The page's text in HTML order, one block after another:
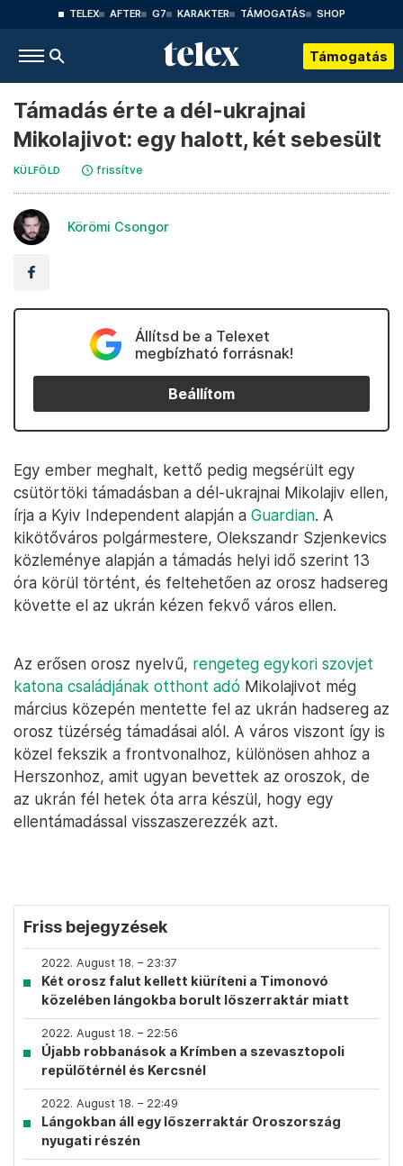
TELEX AFTER G7 KARAKTER TÁMOGATÁS SHOP
Támogatás
Támadás érte a dél-ukrajnai
Mikolajivot: egy halott, két sebesült
KÜLFÖLD frissítve
Körömi Csongor
Állítsd be a Telexet
megbízható forrásnak!
Beállítom
Egy ember meghalt, kettő pedig megsérült egy
csütörtöki támadásban a dél-ukrajnai Mikolajiv ellen,
írja a Kyiv Independent alapján a Guardian. A
kikötőváros polgármestere, Olekszandr Szjenkevics
közleménye alapján a támadás helyi idő szerint 13
óra körül történt, és feltehetően az orosz hadsereg
követte el az ukrán kézen fekvő város ellen.
Az erősen orosz nyelvű, rengeteg egykori szovjet
katona családjának otthont adó Mikolajivot még
március közepén mentette fel az ukrán hadsereg az
orosz tüzérség támadásai alól. A város viszont így is
közel fekszik a frontvonalhoz, különösen ahhoz a
Herszonhoz, amit ugyan bevettek az oroszok, de
az ukrán fél hetek óta arra készül, hogy egy
ellentámadással visszaszerezzék azt.
Friss bejegyzések
2022. August 18. – 23:37
Két orosz falut kellett kiüríteni a Timonovó
közelében lángokba borult lőszerraktár miatt
2022. August 18. – 22:56
Újabb robbanások a Krímben a szevasztopoli
repülőtérnél és Kercsnél
2022. August 18. – 22:49
Lángokban áll egy lőszerraktár Oroszország
nyugati részén